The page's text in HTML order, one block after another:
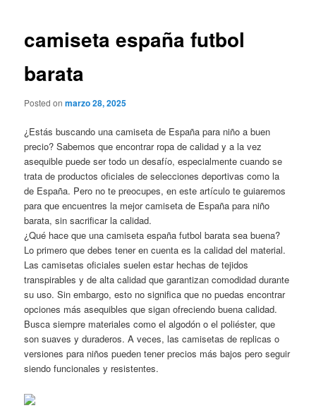
camiseta españa futbol
barata
Posted onmarzo 28, 2025
¿Estás buscando una camiseta de España para niño a buen
precio? Sabemos que encontrar ropa de calidad y a la vez
asequible puede ser todo un desafío, especialmente cuando se
trata de productos oficiales de selecciones deportivas como la
de España. Pero no te preocupes, en este artículo te guiaremos
para que encuentres la mejor camiseta de España para niño
barata, sin sacrificar la calidad.
¿Qué hace que una camiseta españa futbol barata sea buena?
Lo primero que debes tener en cuenta es la calidad del material.
Las camisetas oficiales suelen estar hechas de tejidos
transpirables y de alta calidad que garantizan comodidad durante
su uso. Sin embargo, esto no significa que no puedas encontrar
opciones más asequibles que sigan ofreciendo buena calidad.
Busca siempre materiales como el algodón o el poliéster, que
son suaves y duraderos. A veces, las camisetas de replicas o
versiones para niños pueden tener precios más bajos pero seguir
siendo funcionales y resistentes.